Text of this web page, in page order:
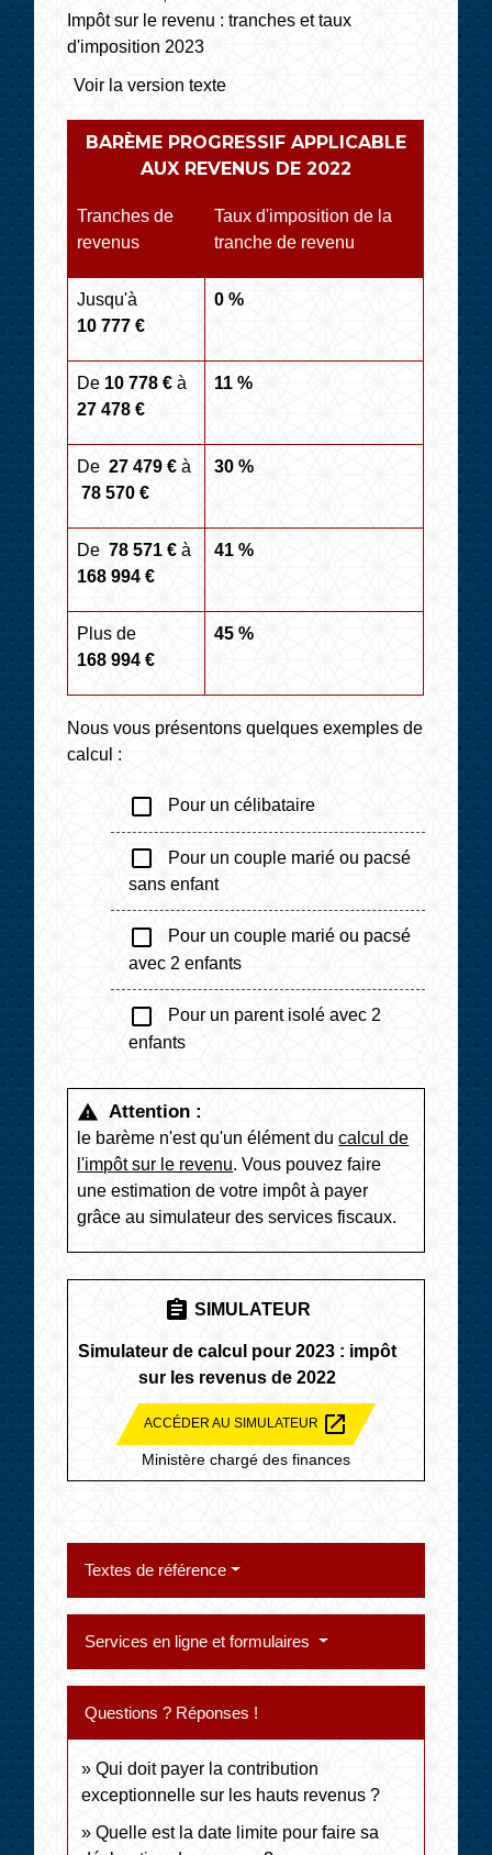
Impôt sur le revenu : tranches et taux
d'imposition 2023
Voir la version texte
BARÈME PROGRESSIF APPLICABLE
AUX REVENUS DE 2022
Tranches de
revenus
Taux d'imposition de la
tranche de revenu
Jusqu'à
10 777 €
0 %
De 10 778 € à
27 478 €
11 %
De27 479 € à
78 570 €
30 %
De78 571 € à
168 994 €
41 %
Plus de
168 994 €
45 %
Nous vous présentons quelques exemples de
calcul :
check_box_outline_blank Pour un célibataire
check_box_outline_blank
Pour un couple marié ou pacsé
sans enfant
check_box_outline_blank
Pour un couple marié ou pacsé
avec 2 enfants
check_box_outline_blank
Pour un parent isolé avec 2
enfants
warning Attention :
le barème n'est qu'un élément ducalcul de
l'impôt sur le revenu. Vous pouvez faire
une estimation de votre impôt à payer
grâce au simulateur des services fiscaux.
assignment SIMULATEUR
Simulateur de calcul pour 2023 : impôt
sur les revenus de 2022
ACCÉDER AU SIMULATEUR open_in_new
Ministère chargé des finances
Textes de référence
Services en ligne et formulaires
Questions ? Réponses !
Qui doit payer la contribution
exceptionnelle sur les hauts revenus ?
Quelle est la date limite pour faire sa